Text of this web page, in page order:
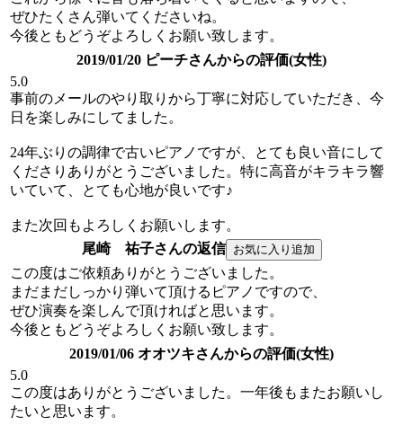
ぜひたくさん弾いてくださいね。
今後ともどうぞよろしくお願い致します。
2019/01/20 ピーチさんからの評価(女性)
5.0
事前のメールのやり取りから丁寧に対応していただき、今
日を楽しみにしてました。
24年ぶりの調律で古いピアノですが、とても良い音にして
くださりありがとうございました。特に高音がキラキラ響
いていて、とても心地が良いです♪
また次回もよろしくお願いします。
尾崎 祐子さんの返信
この度はご依頼ありがとうございました。
まだまだしっかり弾いて頂けるピアノですので、
ぜひ演奏を楽しんで頂ければと思います。
今後ともどうぞよろしくお願い致します。
2019/01/06 オオツキさんからの評価(女性)
5.0
この度はありがとうございました。一年後もまたお願いし
たいと思います。